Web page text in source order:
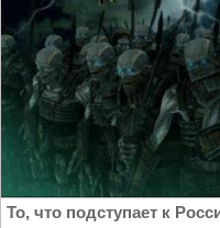
То, что подступает к